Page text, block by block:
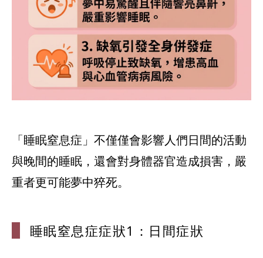
「睡眠窒息症」不僅僅會影響人們日間的活動
與晚間的睡眠，還會對身體器官造成損害，嚴
重者更可能夢中猝死。
睡眠窒息症症狀1：日間症狀